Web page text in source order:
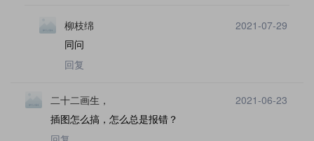
柳枝绵
2021-07-29
同问
回复
二十二画生，
2021-06-23
插图怎么搞，怎么总是报错？